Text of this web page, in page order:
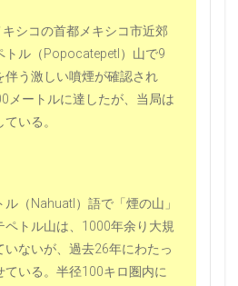
キシコの首都メキシコ市近郊
トル（Popocatepetl）山で9
伴う激しい噴煙が確認され
メートルに達したが、当局は
いる。
（Nahuatl）語で「煙の山」
ペトル山は、1000年余り大規
いないが、過去26年にわたっ
ている。半径100キロ圏内に